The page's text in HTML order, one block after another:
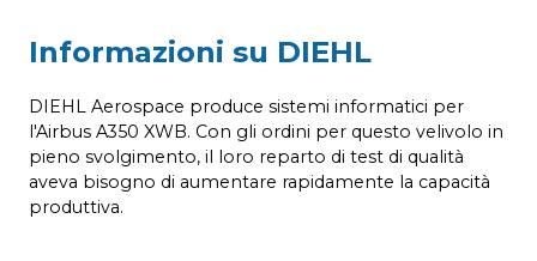
Informazioni su DIEHL
DIEHL Aerospace produce sistemi informatici per
l'Airbus A350 XWB. Con gli ordini per questo velivolo in
pieno svolgimento, il loro reparto di test di qualità
aveva bisogno di aumentare rapidamente la capacità
produttiva.